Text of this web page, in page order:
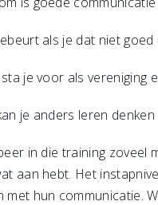
als je dat niet
je voor als vereniging
je anders leren
in die training zoveel
aan hebt. Het
met hun communicatie.